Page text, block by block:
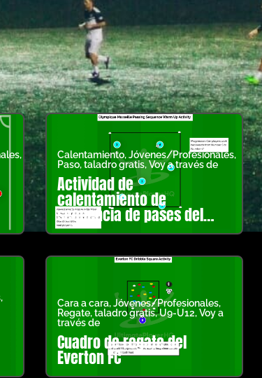
,
Calentamiento,Jóvenes/Profesionales,
Paso,taladro gratis,Voy a través de
Actividad de
calentamiento de
secuencia de pases del
Olympique de Marsella
,
Cara a cara,Jóvenes/Profesionales,
Regate,taladro gratis,U9-U12,Voy a
través de
Cuadro de regate del
Everton FC